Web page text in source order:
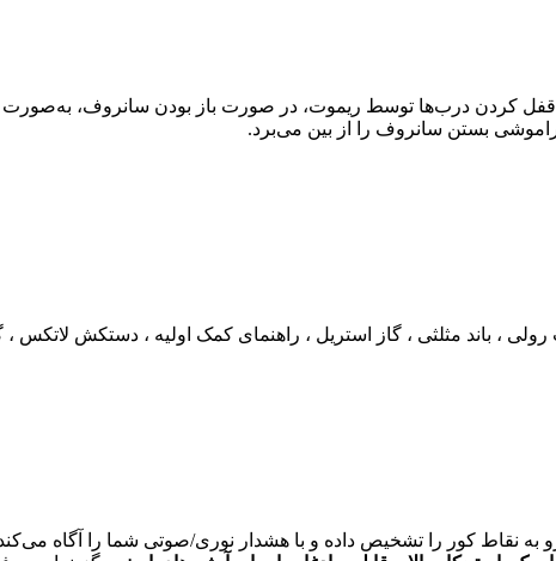
کردن درب‌ها توسط ریموت، در صورت باز بودن سانروف، به‌صورت
بستن سانروف را از بین می‌برد.
، باند مثلثی ، گاز استریل ، راهنمای کمک اولیه ، دستکش
به نقاط کور را تشخیص داده و با هشدار نوری/صوتی شما را آگاه